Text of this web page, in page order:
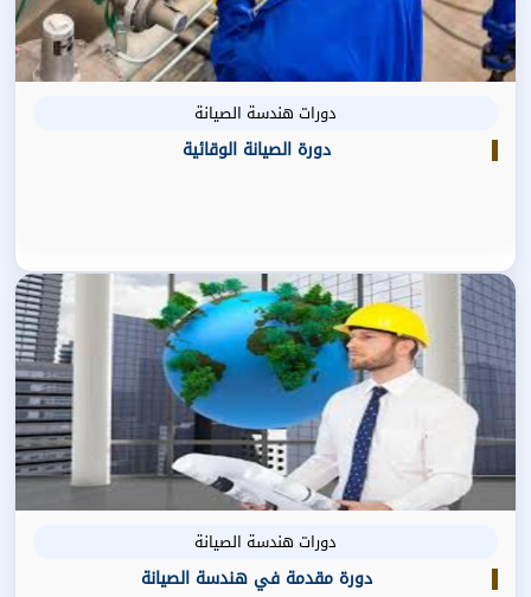
دورات هندسة الصيانة
دورة الصيانة الوقائية
دورات هندسة الصيانة
دورة مقدمة في هندسة الصيانة